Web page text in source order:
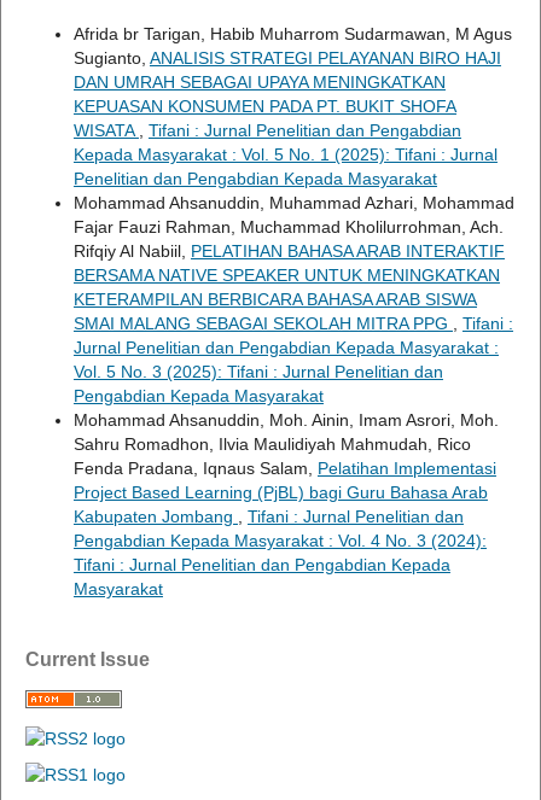
Afrida br Tarigan, Habib Muharrom Sudarmawan, M Agus
Sugianto, ANALISIS STRATEGI PELAYANAN BIRO HAJI
DAN UMRAH SEBAGAI UPAYA MENINGKATKAN
KEPUASAN KONSUMEN PADA PT. BUKIT SHOFA
WISATA
Tifani : Jurnal Penelitian dan Pengabdian
Kepada Masyarakat : Vol. 5 No. 1 (2025): Tifani : Jurnal
Penelitian dan Pengabdian Kepada Masyarakat
Mohammad Ahsanuddin, Muhammad Azhari, Mohammad
Fajar Fauzi Rahman, Muchammad Kholilurrohman, Ach.
Rifqiy Al Nabiil, PELATIHAN BAHASA ARAB INTERAKTIF
BERSAMA NATIVE SPEAKER UNTUK MENINGKATKAN
KETERAMPILAN BERBICARA BAHASA ARAB SISWA
SMAI MALANG SEBAGAI SEKOLAH MITRA PPG
Tifani :
Jurnal Penelitian dan Pengabdian Kepada Masyarakat :
Vol. 5 No. 3 (2025): Tifani : Jurnal Penelitian dan
Pengabdian Kepada Masyarakat
Mohammad Ahsanuddin, Moh. Ainin, Imam Asrori, Moh.
Sahru Romadhon, Ilvia Maulidiyah Mahmudah, Rico
Fenda Pradana, Iqnaus Salam, Pelatihan Implementasi
Project Based Learning (PjBL) bagi Guru Bahasa Arab
Kabupaten Jombang
Tifani : Jurnal Penelitian dan
Pengabdian Kepada Masyarakat : Vol. 4 No. 3 (2024):
Tifani : Jurnal Penelitian dan Pengabdian Kepada
Masyarakat
Current Issue